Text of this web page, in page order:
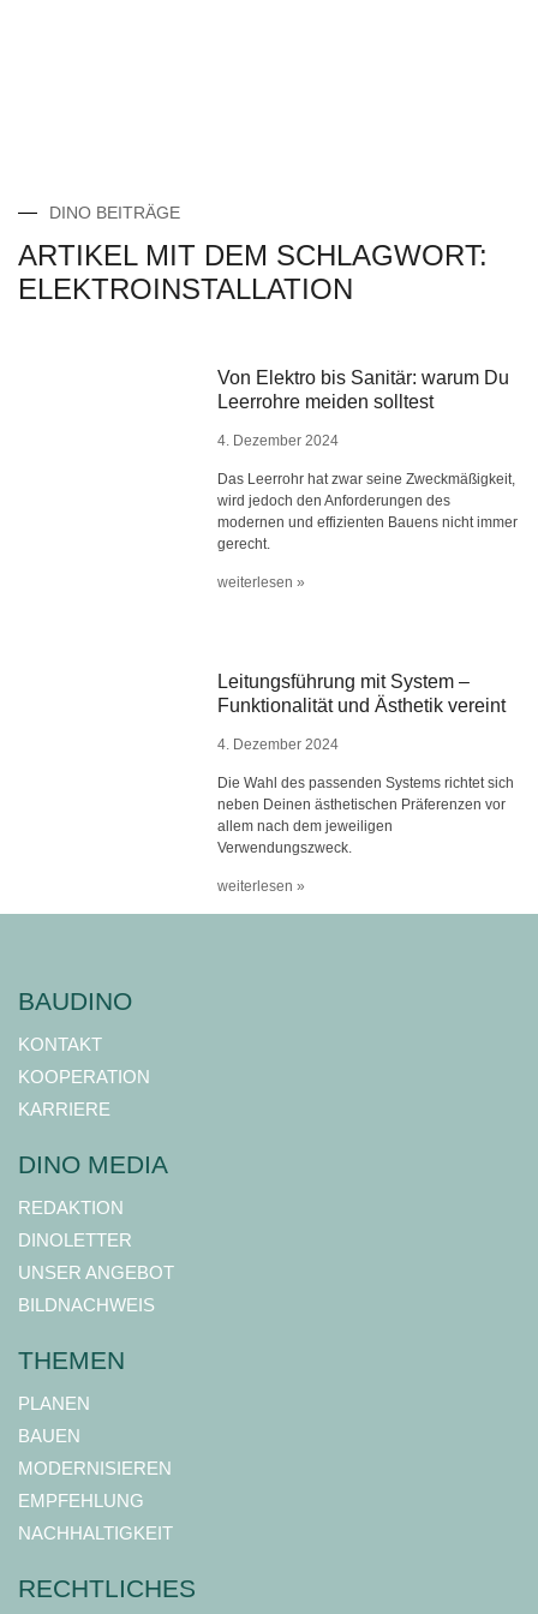
DINO BEITRÄGE
ARTIKEL MIT DEM SCHLAGWORT:
ELEKTROINSTALLATION
Von Elektro bis Sanitär: warum Du
Leerrohre meiden solltest
4. Dezember 2024
Das Leerrohr hat zwar seine Zweckmäßigkeit,
wird jedoch den Anforderungen des
modernen und effizienten Bauens nicht immer
gerecht.
weiterlesen »
Leitungsführung mit System –
Funktionalität und Ästhetik vereint
4. Dezember 2024
Die Wahl des passenden Systems richtet sich
neben Deinen ästhetischen Präferenzen vor
allem nach dem jeweiligen
Verwendungszweck.
weiterlesen »
BAUDINO
KONTAKT
KOOPERATION
KARRIERE
DINO MEDIA
REDAKTION
DINOLETTER
UNSER ANGEBOT
BILDNACHWEIS
THEMEN
PLANEN
BAUEN
MODERNISIEREN
EMPFEHLUNG
NACHHALTIGKEIT
RECHTLICHES